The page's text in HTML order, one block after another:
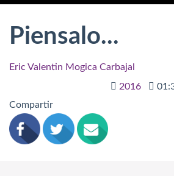
Piensalo...
Eric Valentin Mogica Carbajal
2016
Compartir